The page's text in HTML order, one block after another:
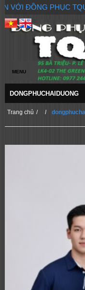
VỚI ĐỒNG PHỤC
DONGPHUCHAIDUONG
Trang chủ /